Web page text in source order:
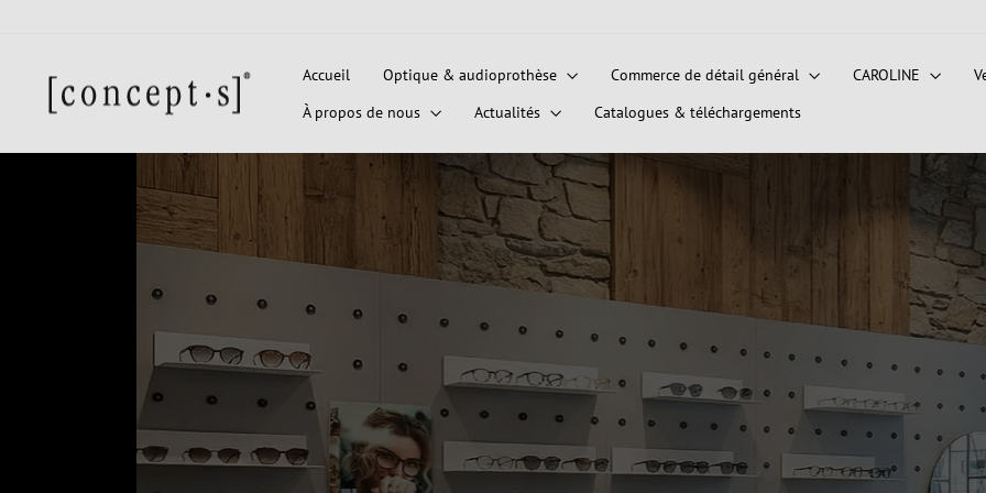
Accueil Optique & audioprothèse Commerce de détail général CAROLINE
À propos de nous
Actualités Catalogues & téléchargements